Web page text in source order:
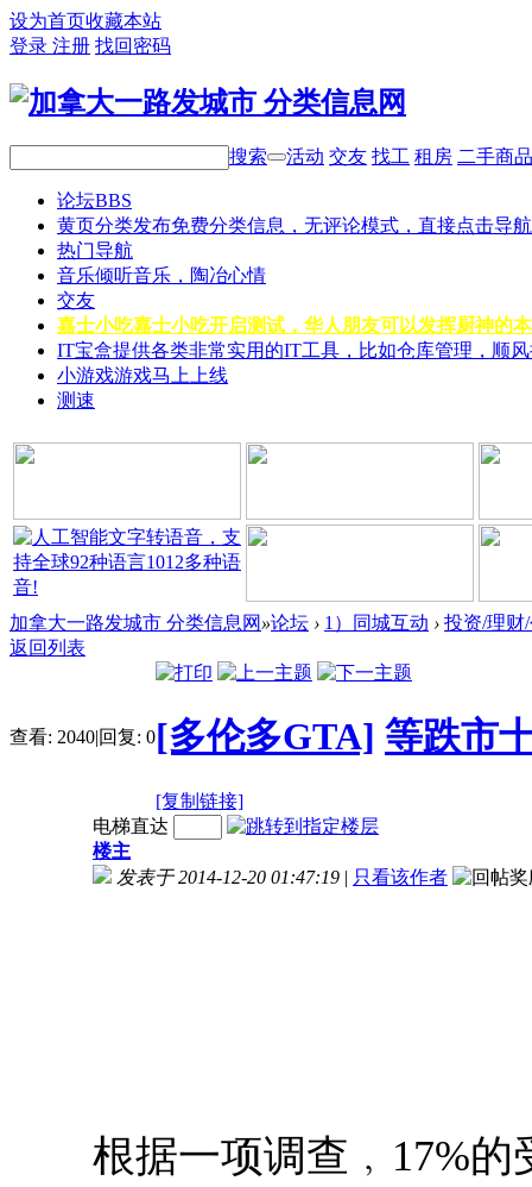
设为首页收藏本站
登录 注册 找回密码
搜索 活动 交友 找工 租房 二手商品
论坛BBS
黄页分类发布免费分类信息，无评论模式，直接点击导
热门导航
音乐倾听音乐，陶冶心情
交友
嘉士小吃嘉士小吃开启测试，华人朋友可以发挥厨神的
IT宝盒提供各类非常实用的IT工具，比如仓库管理，顺
小游戏游戏马上上线
测速
加拿大一路发城市 分类信息网 »论坛 › 1）同城互动 › 投资/理财
返回列表
查看: 2040|回复: 0[多伦多GTA] 等跌市
[复制链接]
电梯直达
楼主
发表于 2014-12-20 01:47:19 | 只看该作者
根据一项调查﹐17%